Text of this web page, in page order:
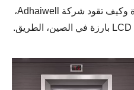
إعلانات المصاعد إلى آفاق جديدة وكيف تقود شركة Adhaiwell،